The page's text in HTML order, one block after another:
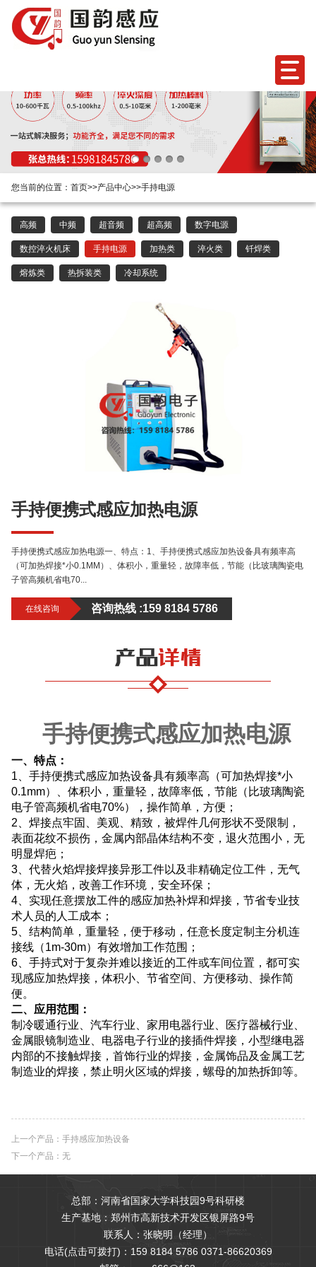
您当前的位置： 首页>>产品中心>>手持电源
高频 中频 超音频 超高频 数字电源
数控淬火机床 手持电源 加热类 淬火类 钎焊类
熔炼类 热拆装类 冷却系统
手持便携式感应加热电源
手持便携式感应加热电源一、特点：1、手持便携式感应加热设备具有频率高
（可加热焊接*小0.1MM）、体积小，重量轻，故障率低，节能（比玻璃陶瓷电
子管高频机省电70...
在线咨询 咨询热线 :159 8184 5786
手持便携式感应加热电源
一、特点：
1、手持便携式感应加热设备具有频率高（可加热焊接*小
0.1mm）、体积小，重量轻，故障率低，节能（比玻璃陶瓷
电子管高频机省电70%），操作简单，方便；
2、焊接点牢固、美观、精致，被焊件几何形状不受限制，
表面花纹不损伤，金属内部晶体结构不变，退火范围小，无
明显焊疤；
3、代替火焰焊接焊接异形工件以及非精确定位工件，无气
体，无火焰，改善工作环境，安全环保；
4、实现任意摆放工件的感应加热补焊和焊接，节省专业技
术人员的人工成本；
5、结构简单，重量轻，便于移动，任意长度定制主分机连
接线（1m-30m）有效增加工作范围；
6、手持式对于复杂并难以接近的工件或车间位置，都可实
现感应加热焊接，体积小、节省空间、方便移动、操作简
便。
二、应用范围：
制冷暖通行业、汽车行业、家用电器行业、医疗器械行业、
金属眼镜制造业、电器电子行业的接插件焊接，小型继电器
内部的不接触焊接，首饰行业的焊接，金属饰品及金属工艺
制造业的焊接，禁止明火区域的焊接，螺母的加热拆卸等。
上一个产品：手持感应加热设备
下一个产品：无
总部：河南省国家大学科技园9号科研楼
生产基地：郑州市高新技术开发区银屏路9号
联系人：张晓明（经理）
电话(点击可拨打)： 159 8184 5786 0371-86620369